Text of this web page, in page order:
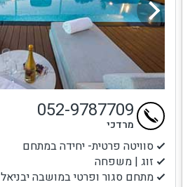
סוויטה פרטית- יחידה במתחם
זוג | משפחה
מתחם סגור ופרטי במושבה יבניאל
052-9787709
מרדכי